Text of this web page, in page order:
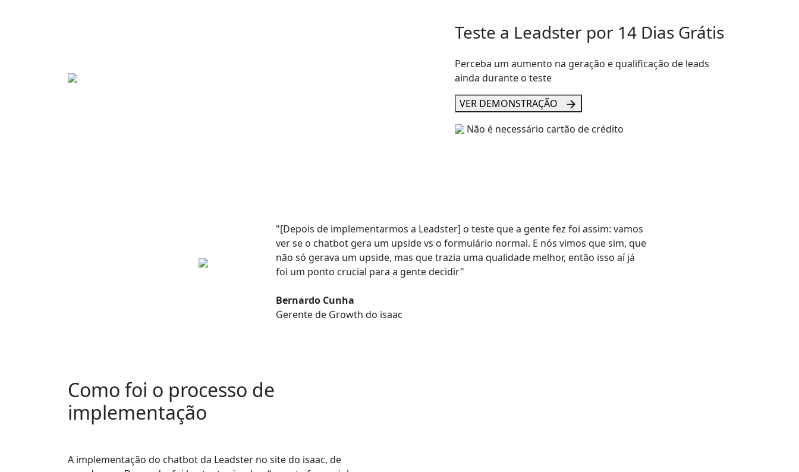
Teste a Leadster por 14 Dias Grátis
Perceba um aumento na geração e qualificação de leads
ainda durante o teste
VER DEMONSTRAÇÃO
Não é necessário cartão de crédito
"[Depois de implementarmos a Leadster] o teste que a gente fez foi assim: vamos
ver se o chatbotgera um upside vs o formulário normal. E nós vimos que sim, que
não só gerava um upside, mas que trazia uma qualidade melhor, então isso aí já
foi um ponto crucial para a gente decidir"
Bernardo Cunha
Gerente de Growth do isaac
Como foi o processo de
implementação
A implementação do chatbot da Leadster no site do isaac, de